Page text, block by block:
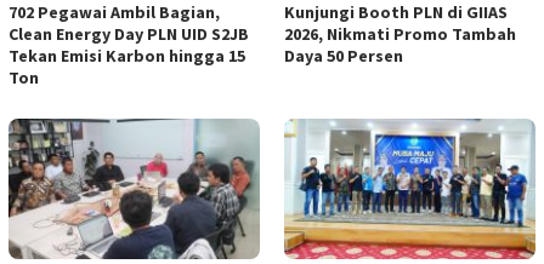
702 Pegawai Ambil Bagian,
Clean Energy Day PLN UID S2JB
Tekan Emisi Karbon hingga 15
Ton
Kunjungi Booth PLN di GIIAS
2026, Nikmati Promo Tambah
Daya 50 Persen